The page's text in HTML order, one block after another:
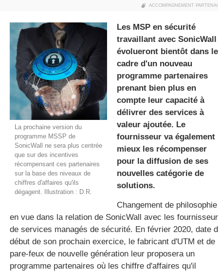
gratuite
ACCOMPAGNEMENT
La prochaine version du
programme MSSP de
SonicWall ne sera plus centrée
que sur des incentives
récompensant ces partenaires
sur la base des niveaux de
chiffres d'affaires qu'ils
dégagent. Illustration : D.R.
Les MSP en sécurité
travaillant avec SonicWall
évolueront bientôt dans le
cadre d'un nouveau
programme partenaires
prenant bien plus en
compte leur capacité à
délivrer des services à
valeur ajoutée. Le
fournisseur va également
mieux les récompenser
pour la diffusion de ses
nouvelles catégorie de
solutions.
Changement de philosophie
en vue dans la relation de SonicWall avec les
de services managés de sécurité. En février 2020, date
début de son prochain exercice, le fabricant d'UTM et de
pare-feux de nouvelle génération leur proposera un
programme partenaires où les chiffre d'affaires qu'il